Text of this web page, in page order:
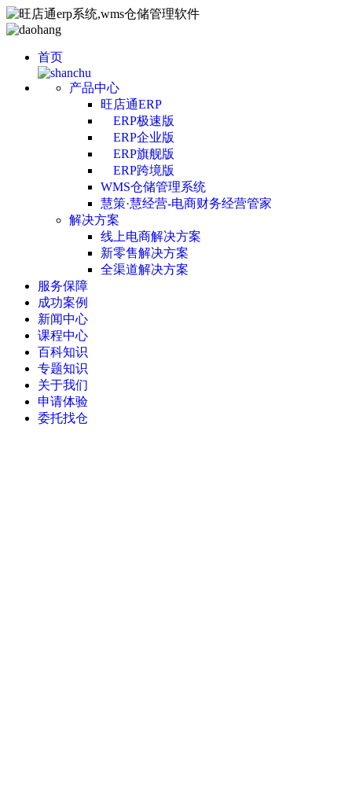
首页
产品中心
旺店通ERP
ERP极速版
ERP企业版
ERP旗舰版
ERP跨境版
WMS仓储管理系统
慧策·慧经营-电商财务经营管家
解决方案
线上电商解决方案
新零售解决方案
全渠道解决方案
服务保障
成功案例
新闻中心
课程中心
百科知识
专题知识
关于我们
申请体验
委托找仓